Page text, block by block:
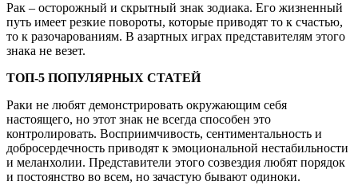
Рак – осторожный и скрытный знак зодиака. Его жизненный
путь имеет резкие повороты, которые приводят то к счастью,
то к разочарованиям. В азартных играх представителям этого
знака не везет.
ТОП-5 ПОПУЛЯРНЫХ СТАТЕЙ
Раки не любят демонстрировать окружающим себя
настоящего, но этот знак не всегда способен это
контролировать. Восприимчивость, сентиментальность и
добросердечность приводят к эмоциональной нестабильности
и меланхолии. Представители этого созвездия любят порядок
и постоянство во всем, но зачастую бывают одиноки.